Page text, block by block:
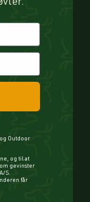
Outdoor
og til at
gevinster
S.
får